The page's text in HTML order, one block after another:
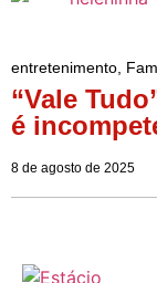
entretenimento,
“Vale
é
8 de agosto de 2025